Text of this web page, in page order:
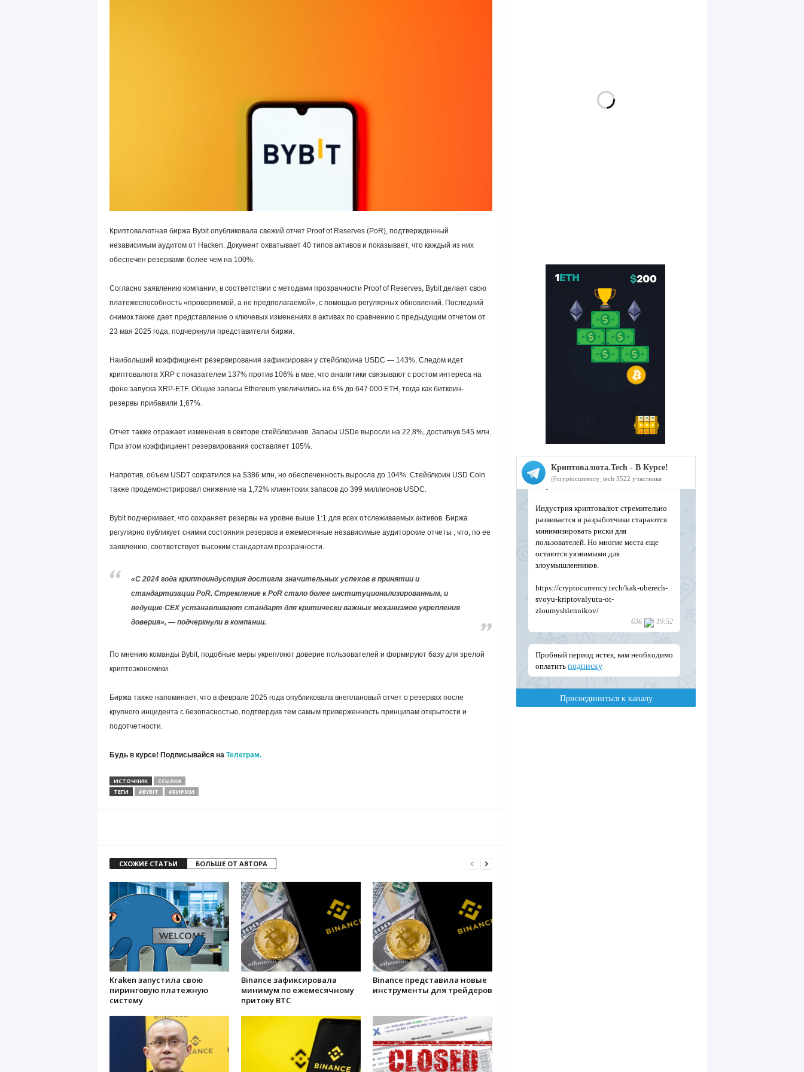
Криптовалютная биржа Bybit опубликовала свежий отчет Proof of Reserves (PoR), подтвержденный
независимым аудитом от Hacken. Документ охватывает 40 типов активов и показывает, что каждый из них
обеспечен резервами более чем на 100%.
Согласно заявлению компании, в соответствии с методами прозрачности Proof of Reserves, Bybit делает свою
платежеспособность «проверяемой, а не предполагаемой», с помощью регулярных обновлений. Последний
снимок также дает представление о ключевых изменениях в активах по сравнению с предыдущим отчетом от
23 мая 2025 года, подчеркнули представители биржи.
Наибольший коэффициент резервирования зафиксирован у стейблкоина USDC — 143%. Следом идет
криптовалюта XRP с показателем 137% против 106% в мае, что аналитики связывают с ростом интереса на
фоне запуска XRP-ETF. Общие запасы Ethereum увеличились на 6% до 647 000 ETH, тогда как биткоин-
резервы прибавили 1,67%.
Отчет также отражает изменения в секторе стейблкоинов. Запасы USDe выросли на 22,8%, достигнув 545 млн.
При этом коэффициент резервирования составляет 105%.
Напротив, объем USDT сократился на $386 млн, но обеспеченность выросла до 104%. Стейблкоин USD Coin
также продемонстрировал снижение на 1,72% клиентских запасов до 399 миллионов USDC.
Bybit подчеркивает, что сохраняет резервы на уровне выше 1:1 для всех отслеживаемых активов. Биржа
регулярно публикует снимки состояния резервов и ежемесячные независимые аудиторские отчеты , что, по ее
заявлению, соответствует высоким стандартам прозрачности.
«С 2024 года криптоиндустрия достигла значительных успехов в принятии и
стандартизации PoR. Стремление к PoR стало более институционализированным, и
ведущие CEX устанавливают стандарт для критически важных механизмов укрепления
доверия», — подчеркнули в компании.
По мнению команды Bybit, подобные меры укрепляют доверие пользователей и формируют базу для зрелой
криптоэкономики.
Биржа также напоминает, что в феврале 2025 года опубликовала внеплановый отчет о резервах после
крупного инцидента с безопасностью, подтвердив тем самым приверженность принципам открытости и
подотчетности.
Будь в курсе! Подписывайся на Телеграм.
ИСТОЧНИК
ССЫЛКА
ТЕГИ
#BYBIT #БИРЖИ
СХОЖИЕ СТАТЬИ БОЛЬШЕ ОТ АВТОРА
Kraken запустила свою
пиринговую платежную
систему
Binance зафиксировала
минимум по ежемесячному
притоку BTC
Binance представила новые
инструменты для трейдеров